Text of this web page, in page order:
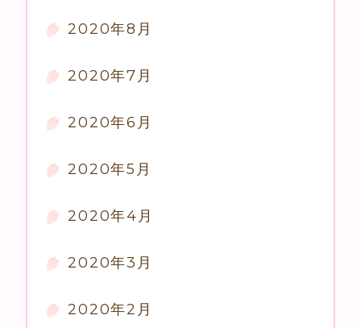
2020年8月
2020年7月
2020年6月
2020年5月
2020年4月
2020年3月
2020年2月